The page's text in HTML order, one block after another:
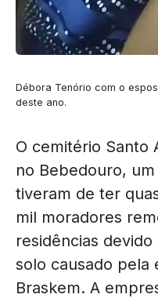
Débora Tenório com o
deste ano.
O cemitério Santo
no Bebedouro,
tiveram de ter
mil moradores
residências
solo causado pela
Braskem. A